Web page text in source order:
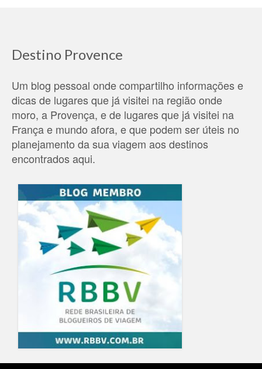
Destino Provence
Um blog pessoal onde compartilho informações e
dicas de lugares que já visitei na região onde
moro, a Provença, e de lugares que já visitei na
França e mundo afora, e que podem ser úteis no
planejamento da sua viagem aos destinos
encontrados aqui.